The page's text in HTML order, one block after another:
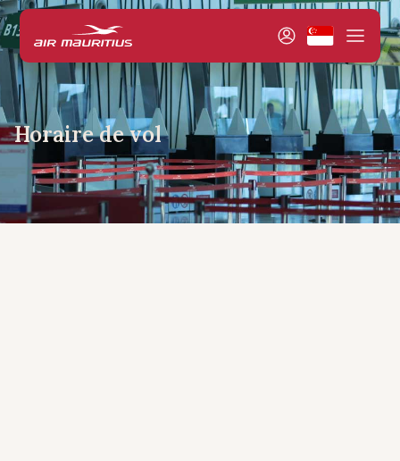
Horaire de vol